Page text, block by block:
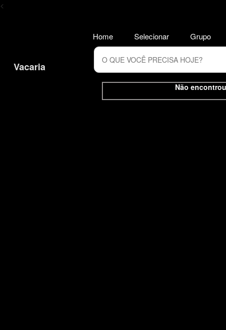
<
Vacaria
Não
Home Selecionar Grupo